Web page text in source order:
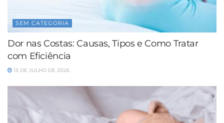
SEM CATEGORIA
Dor nas Costas: Causas, Tipos e Como Tratar
com Eficiência
13 DE JULHO DE 2026